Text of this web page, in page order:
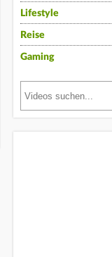
Lifestyle
Reise
Gaming